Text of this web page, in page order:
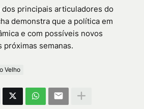
dos principais articuladores do
demonstra que a política em
e com possíveis novos
próximas semanas.
Velho